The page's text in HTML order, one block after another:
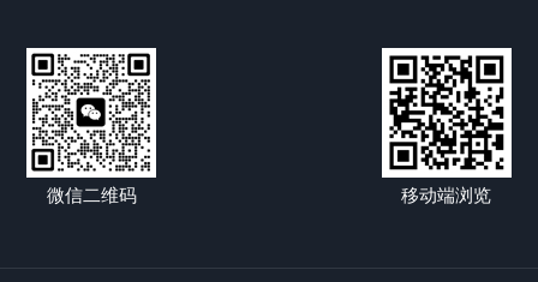
微信二维码 移动端浏览